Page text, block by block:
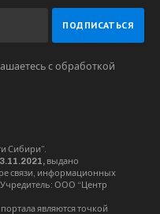
с обработкой
Сибири”.
выдано
связи, информационных
ООО “Центр
являются точкой